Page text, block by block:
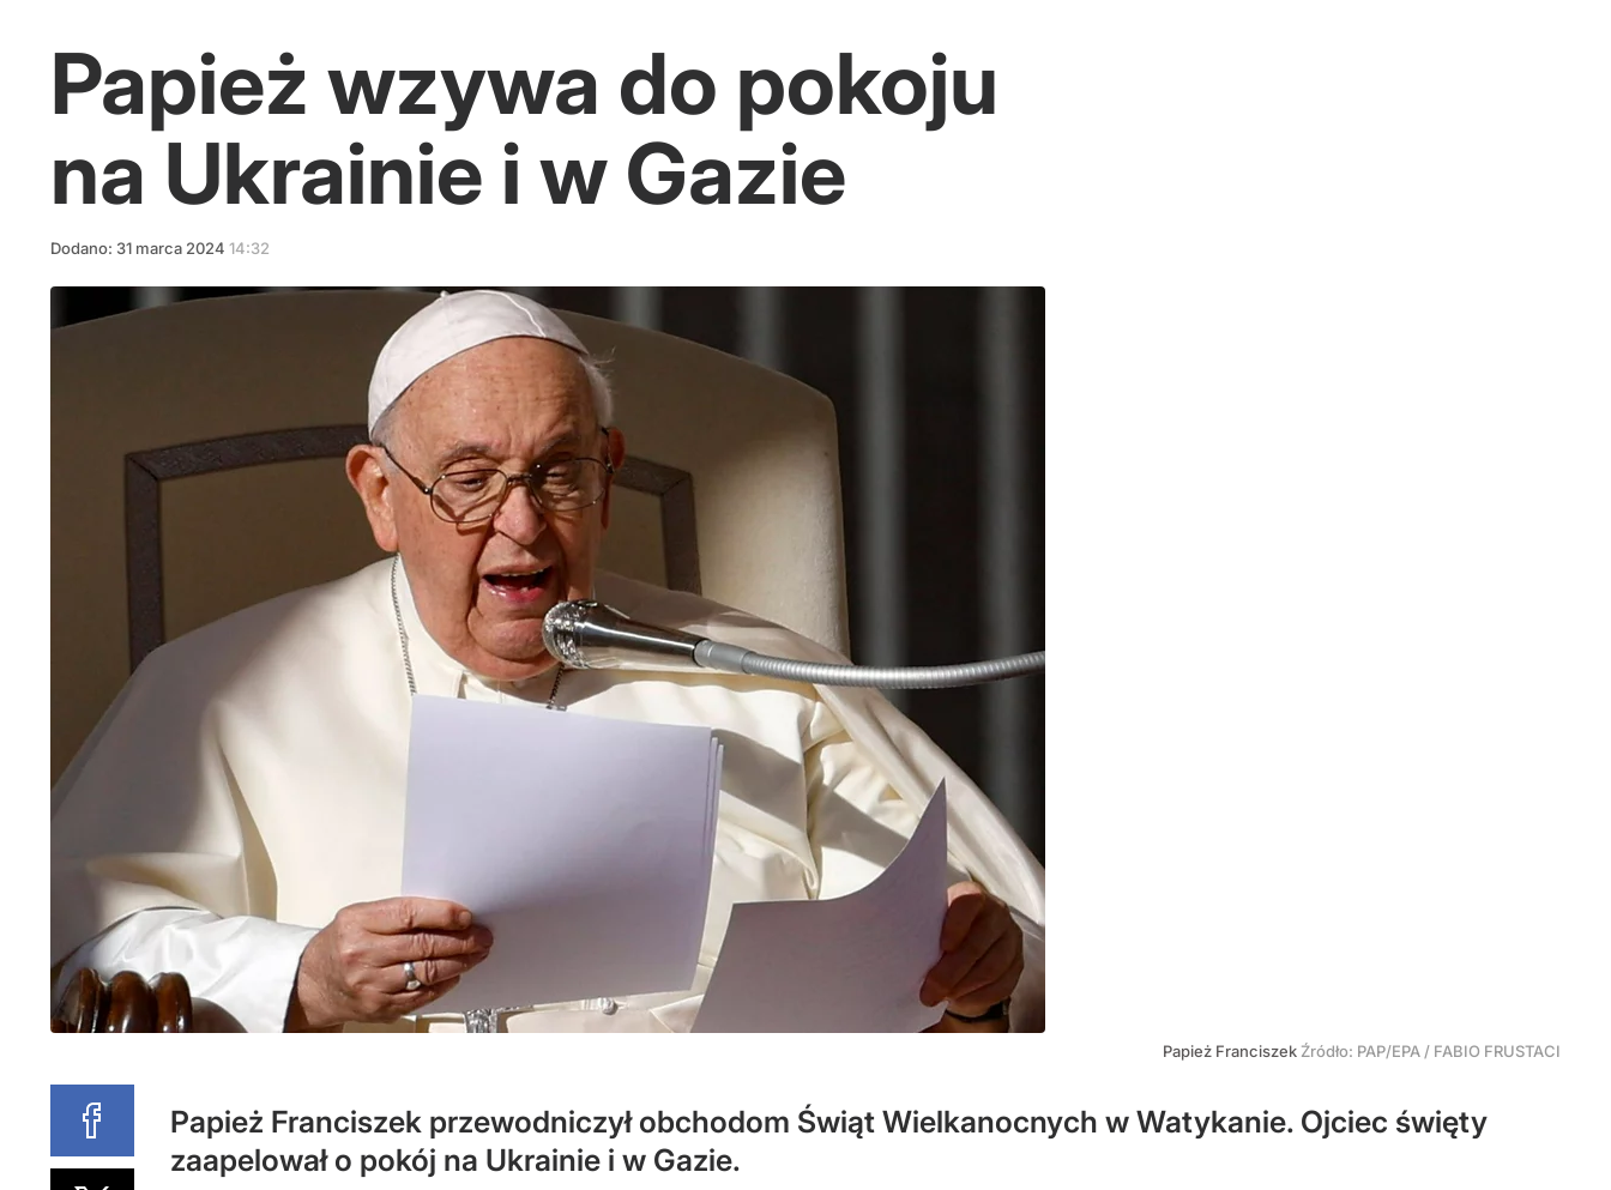
Papież wzywa do pokoju
na Ukrainie i w Gazie
Dodano: 31 marca 2024 14:32
Papież Franciszek Źródło: PAP/EPA / FABIO FRUSTACI
Papież Franciszek przewodniczył obchodom Świąt Wielkanocnych w Watykanie. Ojciec święty
zaapelował o pokój na Ukrainie i w Gazie.